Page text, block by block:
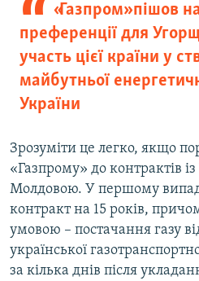
«Газпром» пішов
преференції для
участь цієї країни у
майбутньої
України
Зрозуміти це легко, якщо
«Газпрому» до контрактів
Молдовою. У першому
контракт на 15 років,
умовою – постачання газу
української
за кілька днів після